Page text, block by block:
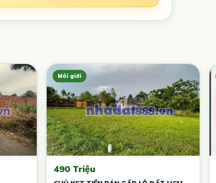
Môi giới
490 Triệu